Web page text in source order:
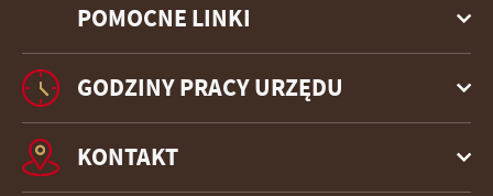
POMOCNE LINKI
GODZINY PRACY URZĘDU
KONTAKT